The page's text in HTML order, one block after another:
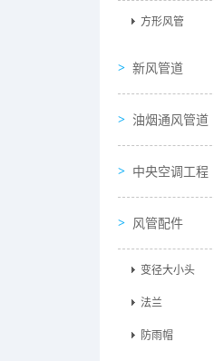
方形风管
新风管道
油烟通风管道
中央空调工程
风管配件
变径大小头
法兰
防雨帽